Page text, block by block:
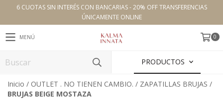
6 CUOTAS SIN INTERÉS CON BANCARIAS - 20% OFF TRANSFERENCIAS
ÚNICAMENTE ONLINE
MENÚ 0
PRODUCTOS
Inicio / OUTLET . NO TIENEN CAMBIO. / ZAPATILLAS BRUJAS /
BRUJAS BEIGE MOSTAZA